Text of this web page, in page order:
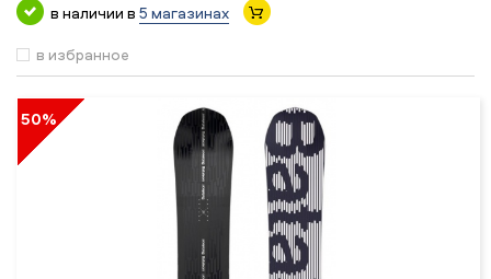
в наличии в 5 магазинах
в избранное
50%